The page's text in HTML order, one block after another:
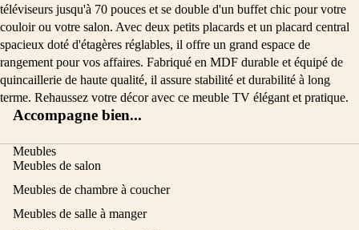
téléviseurs jusqu'à 70 pouces et se double d'un buffet chic pour votre
couloir ou votre salon. Avec deux petits placards et un placard central
spacieux doté d'étagères réglables, il offre un grand espace de
rangement pour vos affaires. Fabriqué en MDF durable et équipé de
quincaillerie de haute qualité, il assure stabilité et durabilité à long
terme. Rehaussez votre décor avec ce meuble TV élégant et pratique.
Accompagne bien...
Meubles
Meubles de salon
Meubles de chambre à coucher
Meubles de salle à manger